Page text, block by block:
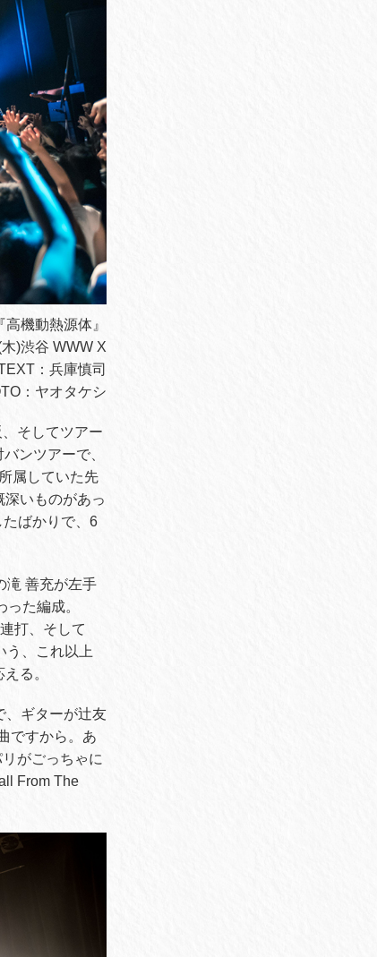
高機動熱源体』
)渋谷 WWW X
：兵庫慎司
：ヤオタケシ
そしてツアー
ンツアーで、
属していた先
いものがあっ
ばかりで、6
滝 善充が左手
た編成。
打、そして
う、これ以上
る。
、ギターが辻友
ですから。あ
がごっちゃに
From The